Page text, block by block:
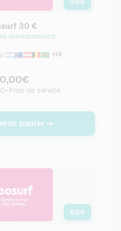
30€
30 €
immédiatement
+14
Frais de service
panier
50€